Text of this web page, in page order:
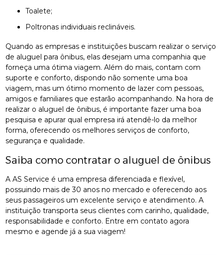
Toalete;
Poltronas individuais reclináveis.
Quando as empresas e instituições buscam realizar o serviço
de aluguel para ônibus, elas desejam uma companhia que
forneça uma ótima viagem. Além do mais, contam com
suporte e conforto, dispondo não somente uma boa
viagem, mas um ótimo momento de lazer com pessoas,
amigos e familiares que estarão acompanhando. Na hora de
realizar o aluguel de ônibus, é importante fazer uma boa
pesquisa e apurar qual empresa irá atendê-lo da melhor
forma, oferecendo os melhores serviços de conforto,
segurança e qualidade.
Saiba como contratar o aluguel de ônibus
A AS Service é uma empresa diferenciada e flexível,
possuindo mais de 30 anos no mercado e oferecendo aos
seus passageiros um excelente serviço e atendimento. A
instituição transporta seus clientes com carinho, qualidade,
responsabilidade e conforto. Entre em contato agora
mesmo e agende já a sua viagem!